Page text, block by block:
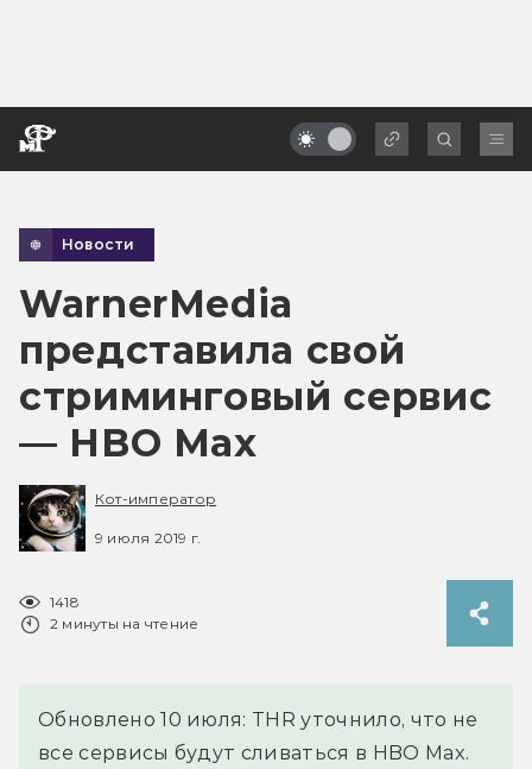
Новости
WarnerMedia
представила свой
стриминговый сервис
— HBO Max
Кот-император
9 июля 2019 г.
1418
2 минуты на чтение
Обновлено 10 июля: THR уточнило, что не
все сервисы будут сливаться в HBO Max.